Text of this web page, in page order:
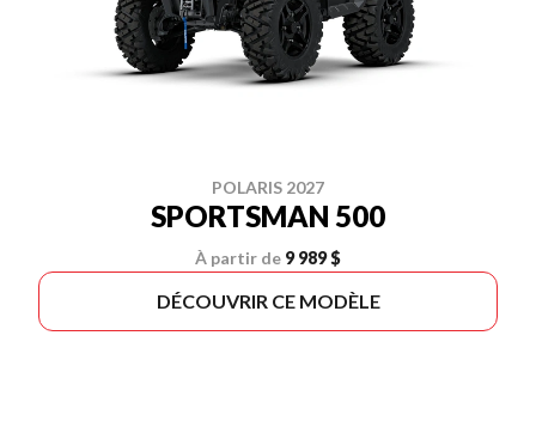
POLARIS 2027
SPORTSMAN 500
À partir de 9 989 $
DÉCOUVRIR CE MODÈLE